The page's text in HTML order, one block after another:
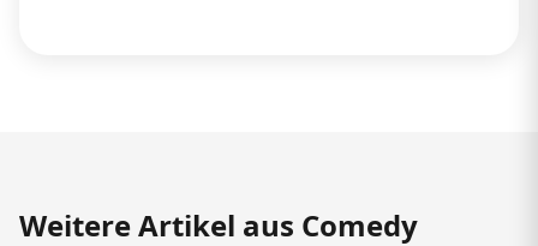
Weitere Artikel aus Comedy